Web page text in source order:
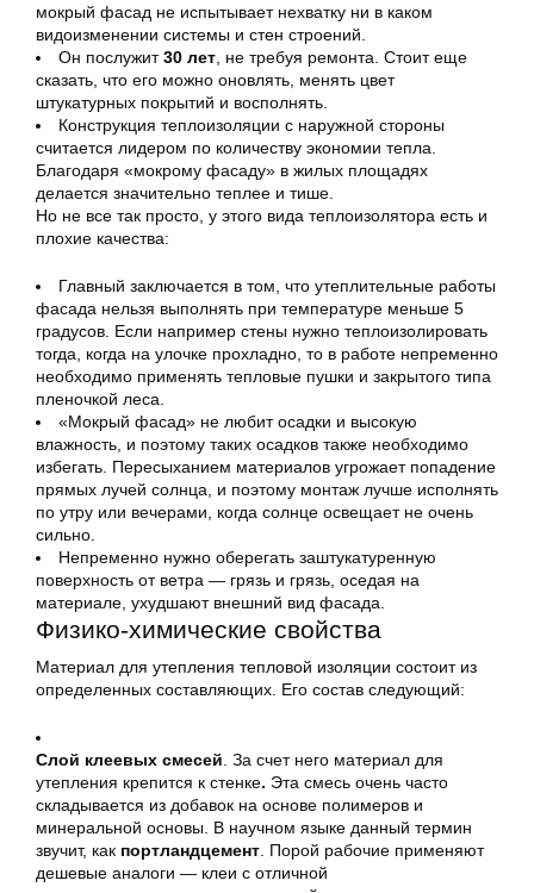
мокрый фасад не испытывает нехватку ни в каком
видоизменении системы и стен строений.
Он послужит30 лет , не требуя ремонта. Стоит еще
сказать, что его можно оновлять, менять цвет
штукатурных покрытий и восполнять.
Конструкция теплоизоляции с наружной стороны
считается лидером по количеству экономии тепла.
Благодаря «мокрому фасаду» в жилых площадях
делается значительно теплее и тише.
Но не все так просто, у этого вида теплоизолятора есть и
плохие качества:
Главный заключается в том, что утеплительные работы
фасада нельзя выполнять при температуре меньше 5
градусов. Если например стены нужно теплоизолировать
тогда, когда на улочке прохладно, то в работе непременно
необходимо применять тепловые пушки и закрытого типа
пленочкой леса.
«Мокрый фасад» не любит осадки и высокую
влажность, и поэтому таких осадков также необходимо
избегать. Пересыханием материалов угрожает попадение
прямых лучей солнца, и поэтому монтаж лучше исполнять
по утру или вечерами, когда солнце освещает не очень
сильно.
Непременно нужно оберегать заштукатуренную
поверхность от ветра — грязь и грязь, оседая на
материале, ухудшают внешний вид фасада.
Физико-химические свойства
Материал для утепления тепловой изоляции состоит из
определенных составляющих. Его состав следующий:
Слой клеевых смесей . За счет него материал для
утепления крепится к стенке. Эта смесь очень часто
складывается из добавок на основе полимеров и
минеральной основы. В научном языке данный термин
звучит, как портландцемент . Порой рабочие применяют
дешевые аналоги — клеи с отличной